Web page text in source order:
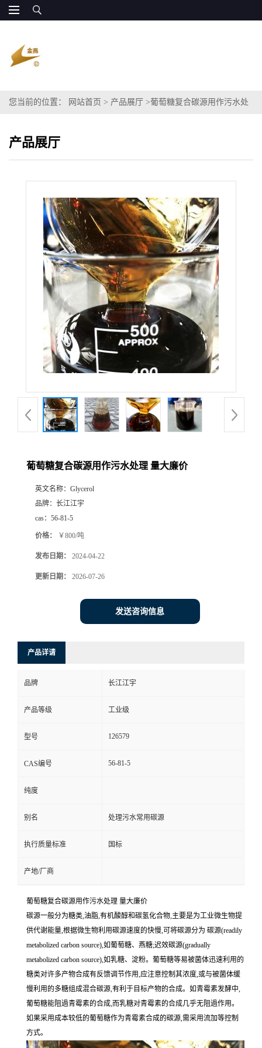
您当前的位置： 网站首页 > 产品展厅 >葡萄糖复合碳源用作污水处
产品展厅
葡萄糖复合碳源用作污水处理 量大廉价
英文名称： Glycerol
品牌： 长江江宇
cas： 56-81-5
价格： ￥800/吨
发布日期： 2024-04-22
更新日期： 2026-07-26
发送咨询信息
产品详请
品牌 长江江宇
产品等级 工业级
型号 126579
CAS编号 56-81-5
纯度
别名 处理污水常用碳源
执行质量标准 国标
产地/厂商
葡萄糖复合碳源用作污水处理 量大廉价
碳源一般分为糖类,油脂,有机酸醇和碳氢化合物,主要是为工业微生物提
供代谢能量,根据微生物利用碳源速度的快慢,可将碳源分为 碳源(readily
metabolized carbon source),如葡萄糖、燕糖;迟效碳源(gradually
metabolized carbon source),如乳糖、淀粉。葡萄糖等易被菌体迅速利用的
糖类对许多产物合成有反馈调节作用,应注意控制其浓度,或与被菌体缓
慢利用的多糖组成混合碳源,有利于目标产物的合成。如青霉素发酵中,
葡萄糖能阻過青霉素的合成,而乳糖对青霉素的合成几乎无阻過作用。
如果采用成本较低的葡萄糖作为青霉素合成的碳源,需采用流加等控制
方式。